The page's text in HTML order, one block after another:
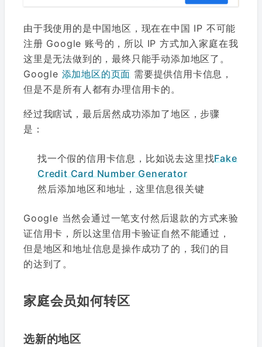
由于我使用的是中国地区，现在在中国 IP 不可能
注册 Google 账号的，所以 IP 方式加入家庭在我
这里是无法做到的，最终只能手动添加地区了。
Google 添加地区的页面 需要提供信用卡信息，
但是不是所有人都有办理信用卡的。
经过我瞎试，最后居然成功添加了地区，步骤
是：
找一个假的信用卡信息，比如说去这里找Fake
Credit Card Number Generator
然后添加地区和地址，这里信息很关键
Google 当然会通过一笔支付然后退款的方式来验
证信用卡，所以这里信用卡验证自然不能通过，
但是地区和地址信息是操作成功了的，我们的目
的达到了。
家庭会员如何转区
选新的地区